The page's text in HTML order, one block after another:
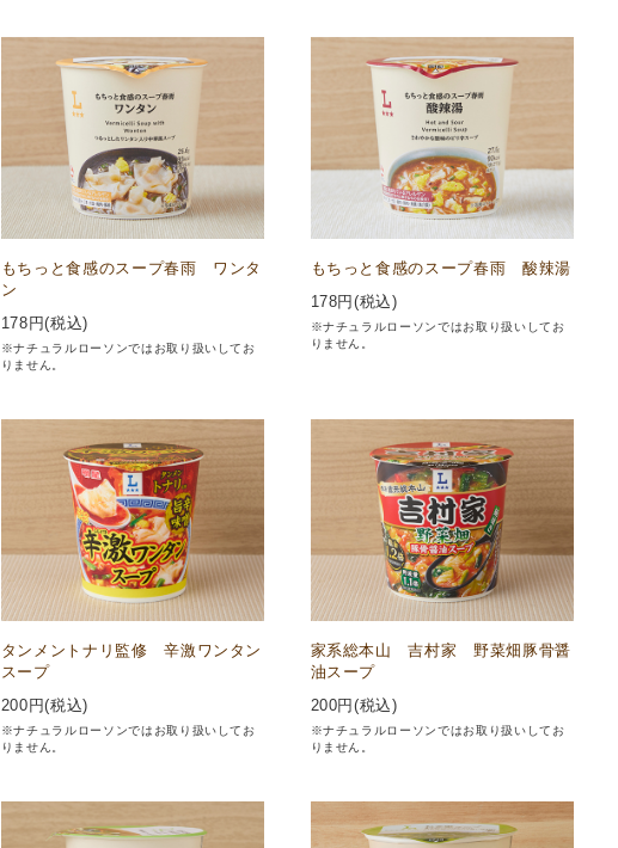
もちっと食感のスープ春雨 ワンタ
ン
178 円(税込)
※ナチュラルローソンではお取り扱いしてお
りません。
もちっと食感のスープ春雨 酸辣湯
178円(税込)
※ナチュラルローソンではお取り扱いしてお
りません。
タンメントナリ監修 辛激ワンタン
スープ
200 円(税込)
※ナチュラルローソンではお取り扱いしてお
りません。
家系総本山 吉村家 野菜畑豚骨醤
油スープ
200円(税込)
※ナチュラルローソンではお取り扱いしてお
りません。